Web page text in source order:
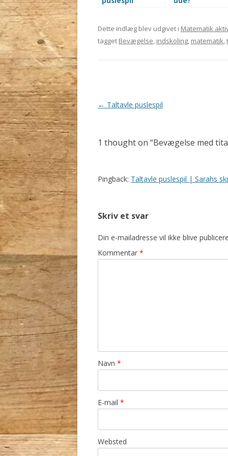
p
e
n
s
d
O
p
e
n
n
Dette indlæg blev udgivet i Matematik
tagget Bevægelse, indskoling, matematik,
Indlægsnavigation
← Taltavle puslespil
1 thought on “Bevægelse med
Pingback: Taltavle puslespil | Sarahs
Skriv et svar
Din e-mailadresse vil ikke blive
Kommentar *
Navn *
E-mail *
Websted